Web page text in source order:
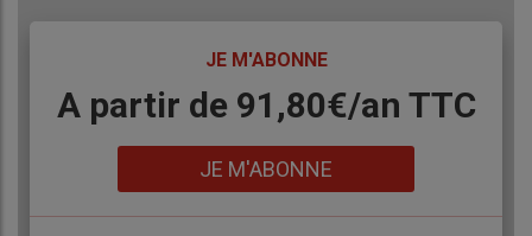
en phase d’installation du verger.« Sous fertilisés, les
l’arbre devient trop végétatif »,prévient-il.
:« les producteurs historiques avaient des prix qui
JE M'ABONNE
Body
A partir de 91,80€/an​ TTC
JE M'ABONNE